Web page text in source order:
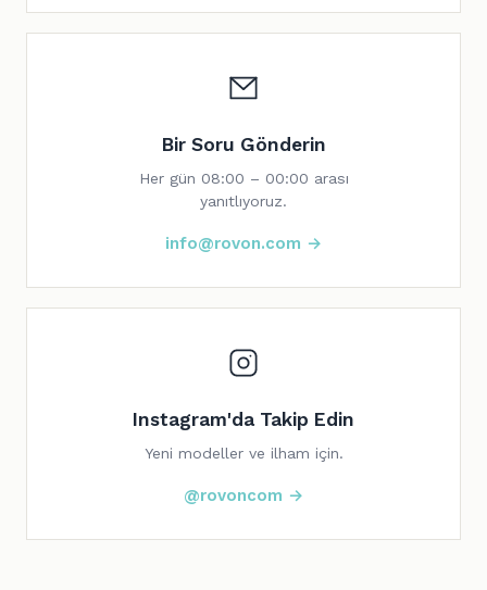
Bir Soru Gönderin
Her gün 08:00 – 00:00 arası
yanıtlıyoruz.
info@rovon.com →
Instagram'da Takip Edin
Yeni modeller ve ilham için.
@rovoncom →